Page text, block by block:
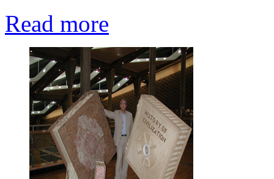
Read more